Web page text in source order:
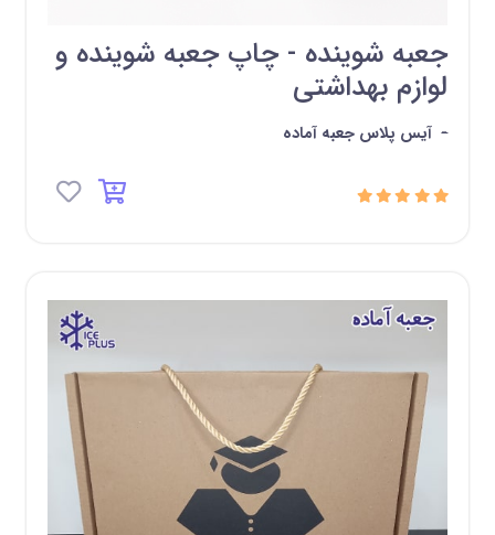
جعبه شوینده - چاپ جعبه شوینده و
لوازم بهداشتی
- آیس پلاس جعبه آماده